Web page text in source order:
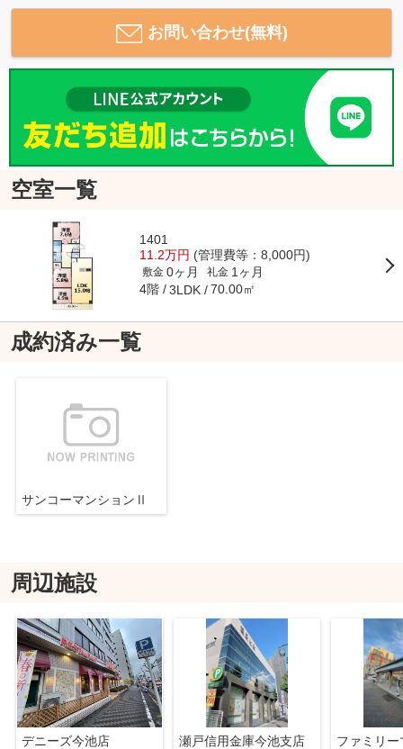
お問い合わせ(無料)
空室一覧
1401
11.2万円 (管理費等：8,000円)
敷金 0ヶ月 礼金 1ヶ月
4階 3LDK 70.00㎡
成約済み一覧
サンコーマンションⅡ
周辺施設
デニーズ今池店
瀬戸信用金庫今池支店